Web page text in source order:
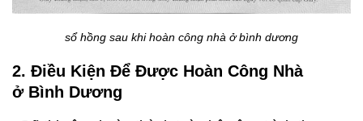
sổ hồng sau khi hoàn công nhà ở bình dương
2. Điều Kiện Để Được Hoàn Công Nhà
ở Bình Dương